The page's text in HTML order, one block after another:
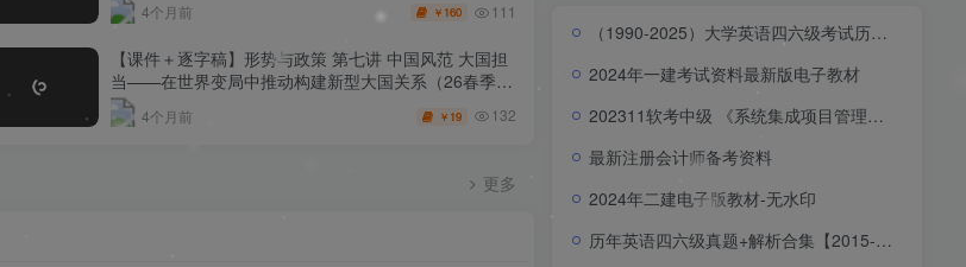
4个月前 ￥ 160 111
【课件＋逐字稿】形势与政策 第七讲 中国风范 大国担
当——在世界变局中推动构建新型大国关系（26春季时
事报告）
4个月前 ￥ 19 132
更多
（1990-2025）大学英语四六级考试历年真题试卷+解析电子版
2024年一建考试资料最新版电子教材
202311软考中级 《系统集成项目管理工程师》
最新注册会计师备考资料
2024年二建电子版教材-无水印
历年英语四六级真题+解析合集【2015-2023.6】